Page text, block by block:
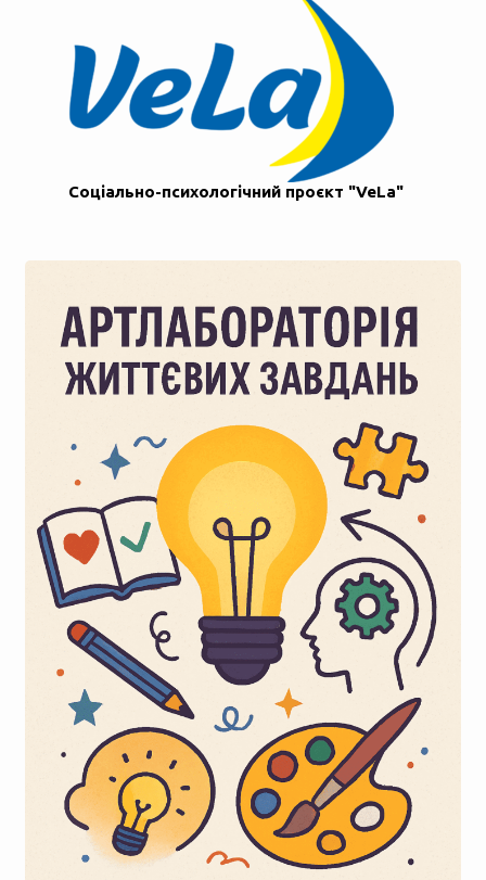
Соціально-психологічний проєкт "VeLa"